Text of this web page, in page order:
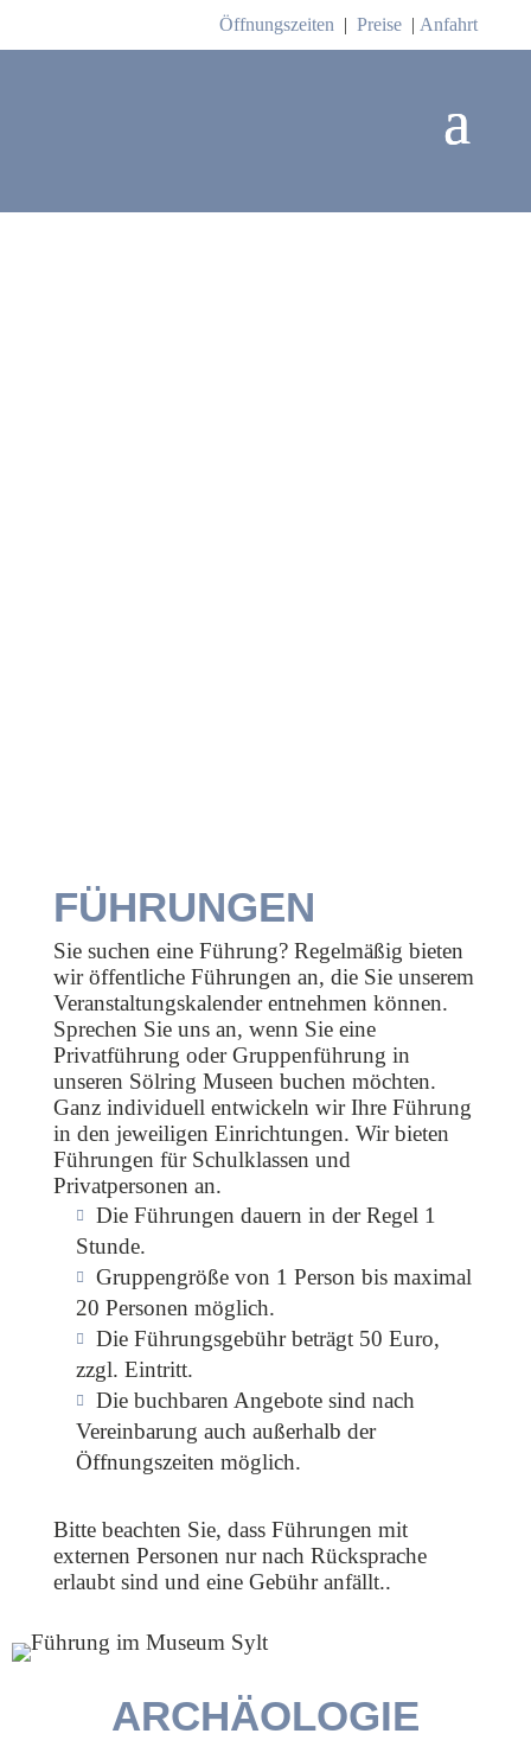
Öffnungszeiten | Preise | Anfahrt
FÜHRUNGEN
Sie suchen eine Führung? Regelmäßig bieten
wir öffentliche Führungen an, die Sie unserem
Veranstaltungskalender entnehmen können.
Sprechen Sie uns an, wenn Sie eine
Privatführung oder Gruppenführung in
unseren Sölring Museen buchen möchten.
Ganz individuell entwickeln wir Ihre Führung
in den jeweiligen Einrichtungen. Wir bieten
Führungen für Schulklassen und
Privatpersonen an.
Die Führungen dauern in der Regel 1
Stunde.
Gruppengröße von 1 Person bis maximal
20 Personen möglich.
Die Führungsgebühr beträgt 50 Euro,
zzgl. Eintritt.
Die buchbaren Angebote sind nach
Vereinbarung auch außerhalb der
Öffnungszeiten möglich.
Bitte beachten Sie, dass Führungen mit
externen Personen nur nach Rücksprache
erlaubt sind und eine Gebühr anfällt..
ARCHÄOLOGIE